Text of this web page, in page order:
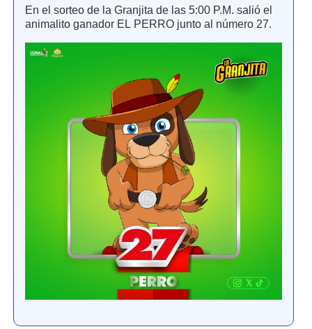
En el sorteo de la Granjita de las 5:00 P.M. salió el
animalito ganador EL PERRO junto al número 27.